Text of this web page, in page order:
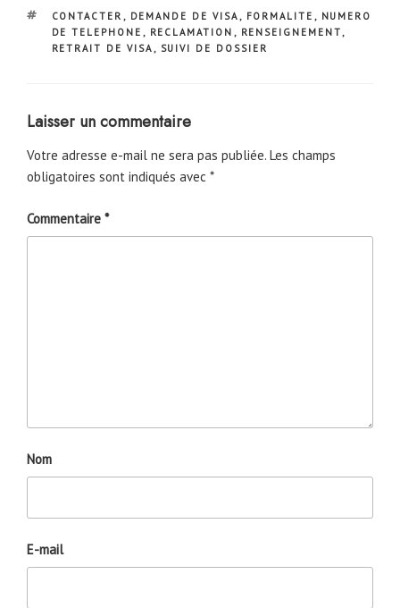
ÉTIQUETTES
CONTACTER , DEMANDE DE VISA, FORMALITE , NUMERO
DE TELEPHONE , RECLAMATION , RENSEIGNEMENT,
RETRAIT DE VISA, SUIVI DE DOSSIER
Laisser un commentaire
Votre adresse e-mail ne sera pas publiée. Les champs
obligatoires sont indiqués avec *
Commentaire *
Nom
E-mail